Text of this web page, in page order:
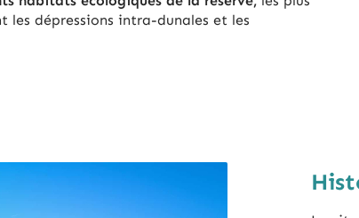
les dépressions intra-dunales et les